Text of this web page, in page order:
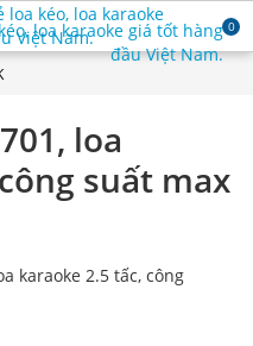
0
loa
suất max